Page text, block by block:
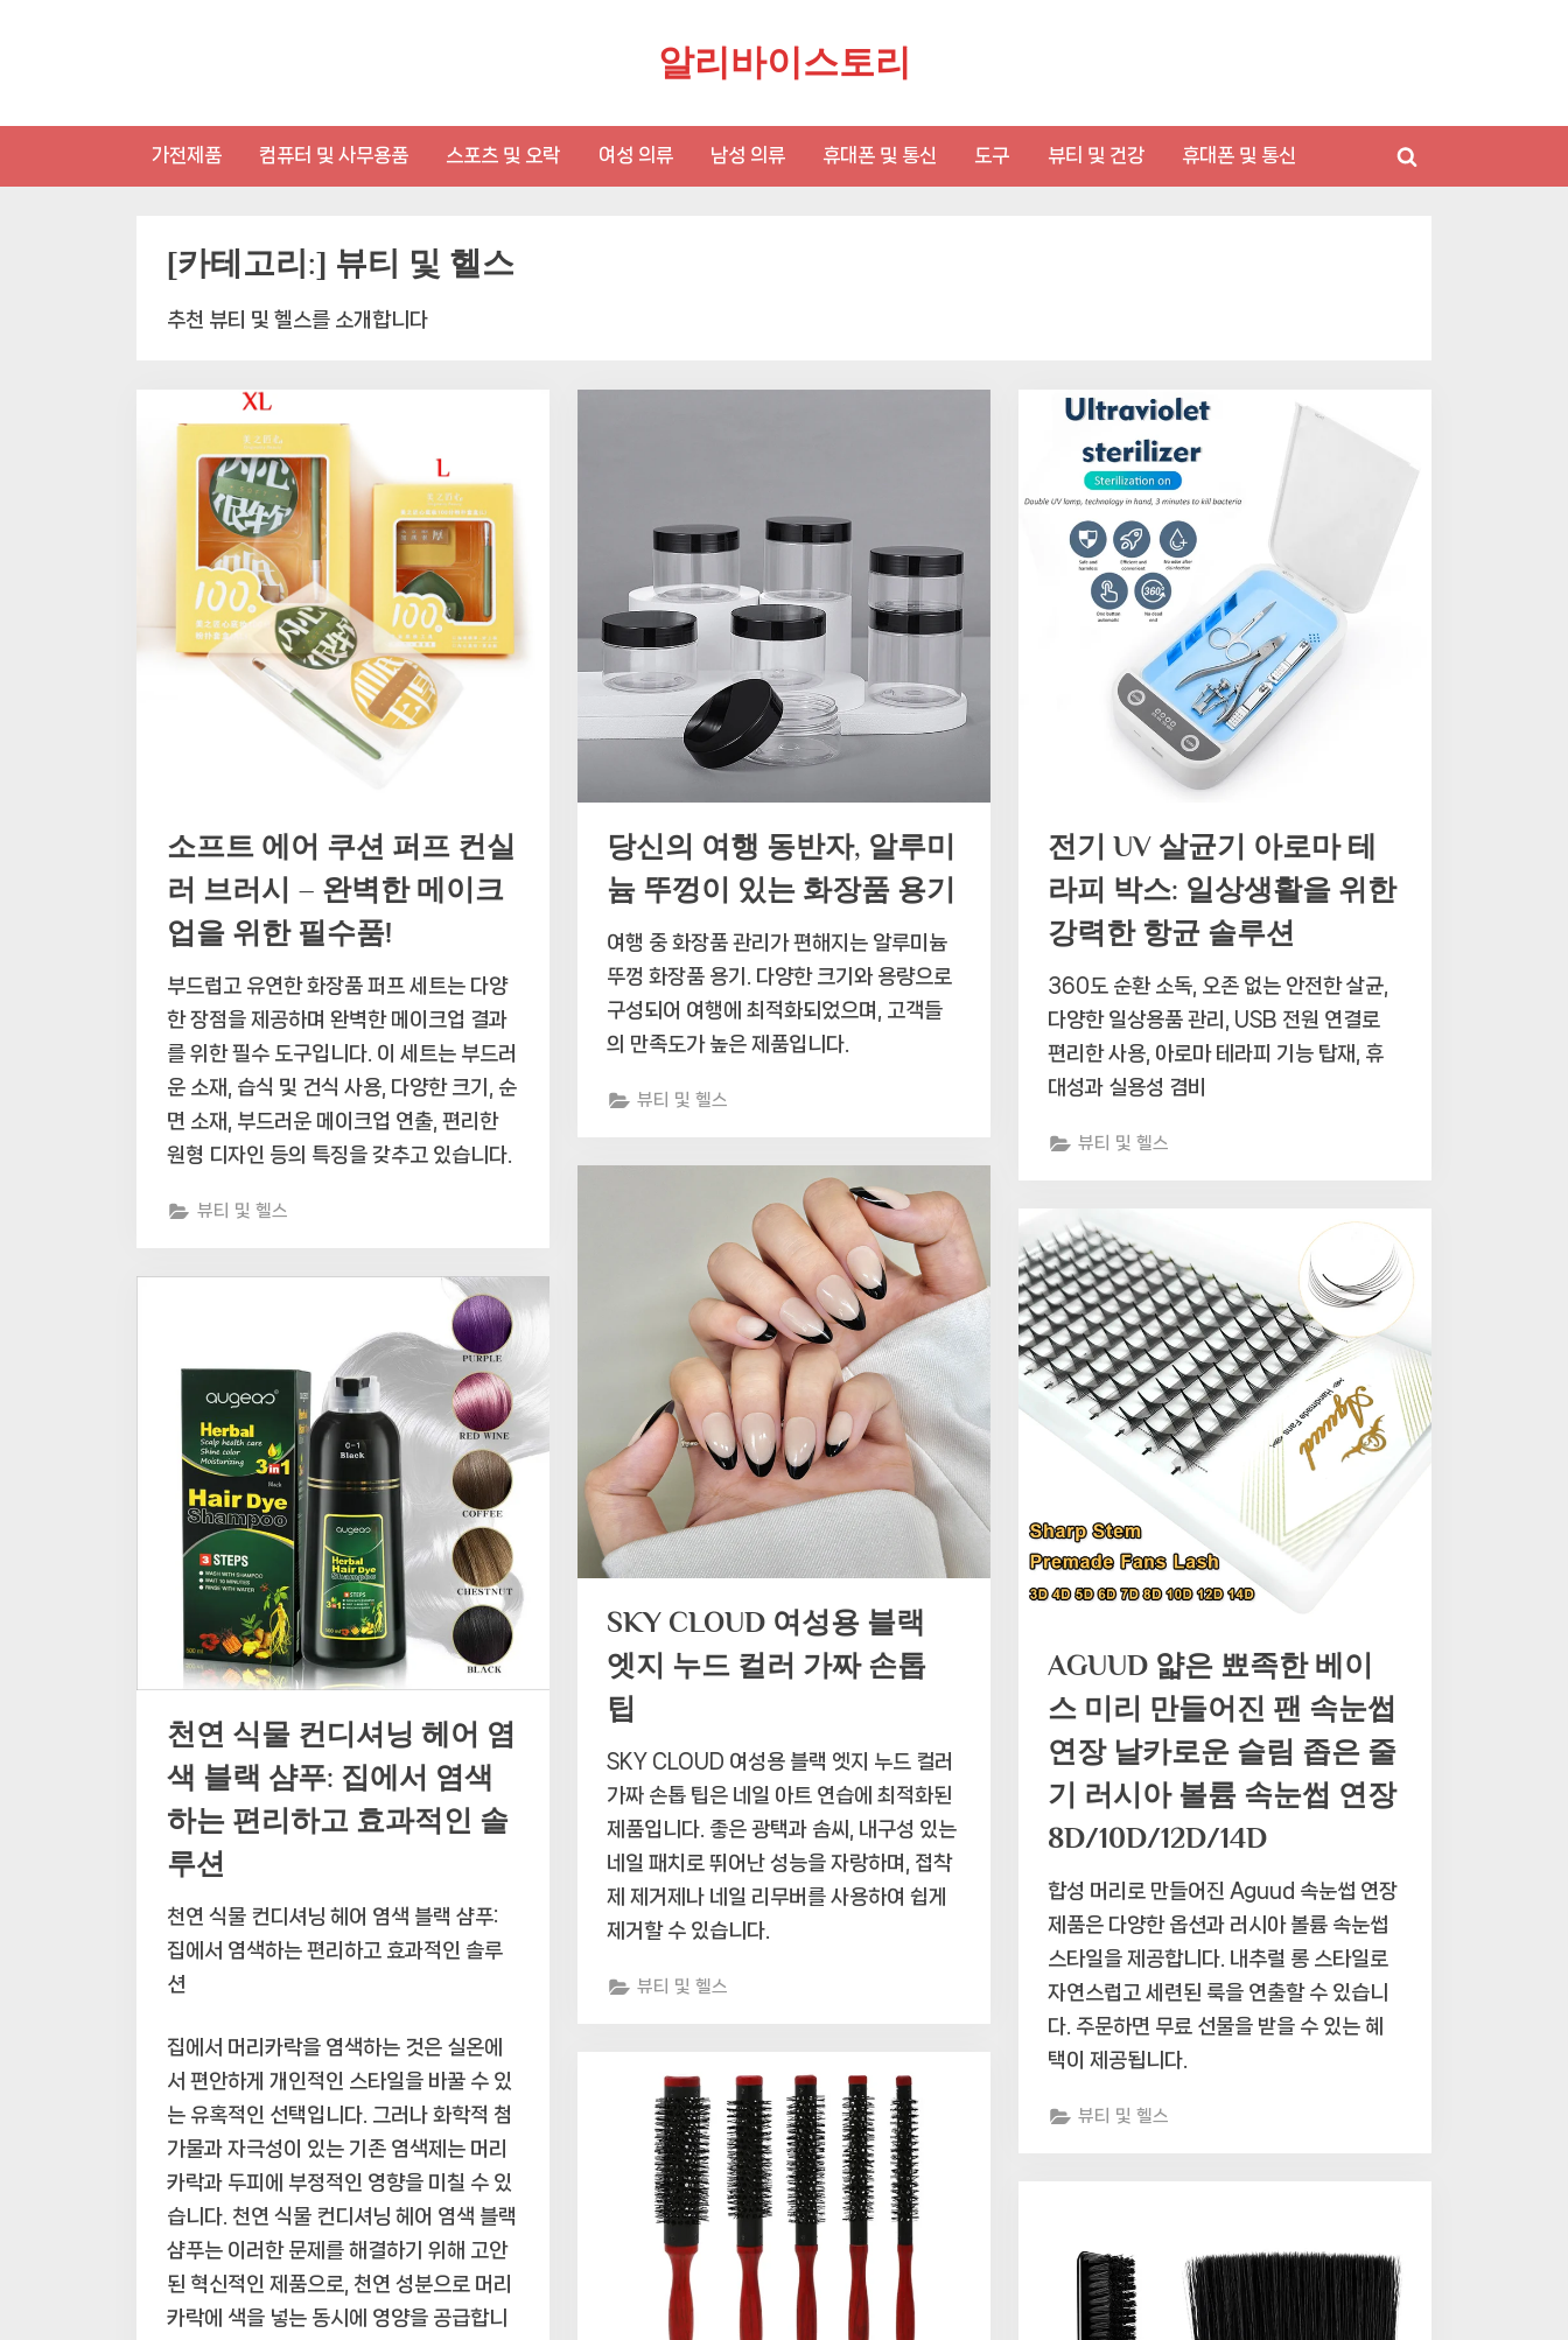
알리바이스토리
가전제품 컴퓨터 및 사무용품 스포츠 및 오락 여성 의류 남성 의류 휴대폰 및 통신 도구 뷰티 및 건강 휴대폰 및 통신
Toggle
[카테고리:] 뷰티 및 헬스
추천 뷰티 및 헬스를 소개합니다
소프트 에어 쿠션 퍼프 컨실
러 브러시 – 완벽한 메이크
업을 위한 필수품!
부드럽고 유연한 화장품 퍼프 세트는 다양
한 장점을 제공하며 완벽한 메이크업 결과
를 위한 필수 도구입니다. 이 세트는 부드러
운 소재, 습식 및 건식 사용, 다양한 크기, 순
면 소재, 부드러운 메이크업 연출, 편리한
원형 디자인 등의 특징을 갖추고 있습니다.
뷰티 및 헬스
당신의 여행 동반자, 알루미
늄 뚜껑이 있는 화장품 용기
여행 중 화장품 관리가 편해지는 알루미늄
뚜껑 화장품 용기. 다양한 크기와 용량으로
구성되어 여행에 최적화되었으며, 고객들
의 만족도가 높은 제품입니다.
뷰티 및 헬스
전기 UV 살균기 아로마 테
라피 박스: 일상생활을 위한
강력한 항균 솔루션
360도 순환 소독, 오존 없는 안전한 살균,
다양한 일상용품 관리, USB 전원 연결로
편리한 사용, 아로마 테라피 기능 탑재, 휴
대성과 실용성 겸비
뷰티 및 헬스
SKY CLOUD 여성용 블랙
엣지 누드 컬러 가짜 손톱
팁
SKY CLOUD 여성용 블랙 엣지 누드 컬러
가짜 손톱 팁은 네일 아트 연습에 최적화된
제품입니다. 좋은 광택과 솜씨, 내구성 있는
네일 패치로 뛰어난 성능을 자랑하며, 접착
제 제거제나 네일 리무버를 사용하여 쉽게
제거할 수 있습니다.
뷰티 및 헬스
AGUUD 얇은 뾰족한 베이
스 미리 만들어진 팬 속눈썹
연장 날카로운 슬림 좁은 줄
기 러시아 볼륨 속눈썹 연장
8D/10D/12D/14D
합성 머리로 만들어진 Aguud 속눈썹 연장
제품은 다양한 옵션과 러시아 볼륨 속눈썹
스타일을 제공합니다. 내추럴 롱 스타일로
자연스럽고 세련된 룩을 연출할 수 있습니
다. 주문하면 무료 선물을 받을 수 있는 혜
택이 제공됩니다.
뷰티 및 헬스
천연 식물 컨디셔닝 헤어 염
색 블랙 샴푸: 집에서 염색
하는 편리하고 효과적인 솔
루션
천연 식물 컨디셔닝 헤어 염색 블랙 샴푸:
집에서 염색하는 편리하고 효과적인 솔루
션
집에서 머리카락을 염색하는 것은 실온에
서 편안하게 개인적인 스타일을 바꿀 수 있
는 유혹적인 선택입니다. 그러나 화학적 첨
가물과 자극성이 있는 기존 염색제는 머리
카락과 두피에 부정적인 영향을 미칠 수 있
습니다. 천연 식물 컨디셔닝 헤어 염색 블랙
샴푸는 이러한 문제를 해결하기 위해 고안
된 혁신적인 제품으로, 천연 성분으로 머리
카락에 색을 넣는 동시에 영양을 공급합니